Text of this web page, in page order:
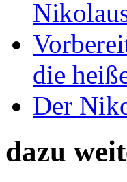
die
Der
dazu